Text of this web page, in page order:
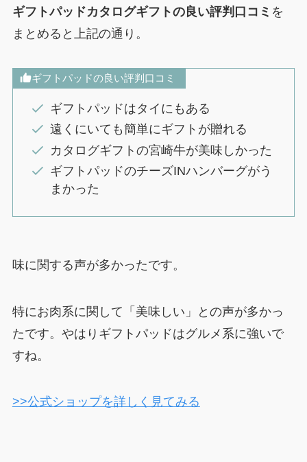
ギフトパッドカタログギフトの良い評判口コミ を
まとめると上記の通り。
ギフトパッドの良い評判口コミ
ギフトパッドはタイにもある
遠くにいても簡単にギフトが贈れる
カタログギフトの宮崎牛が美味しかった
ギフトパッドのチーズINハンバーグがう
まかった
味に関する声が多かったです。
特にお肉系に関して「美味しい」との声が多かっ
たです。やはりギフトパッドはグルメ系に強いで
すね。
>>公式ショップを詳しく見てみる